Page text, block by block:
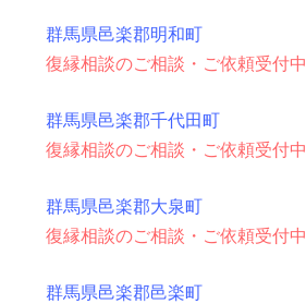
群馬県邑楽郡明和町
復縁相談のご相談・ご依頼受付中
群馬県邑楽郡千代田町
復縁相談のご相談・ご依頼受付中
群馬県邑楽郡大泉町
復縁相談のご相談・ご依頼受付中
群馬県邑楽郡邑楽町